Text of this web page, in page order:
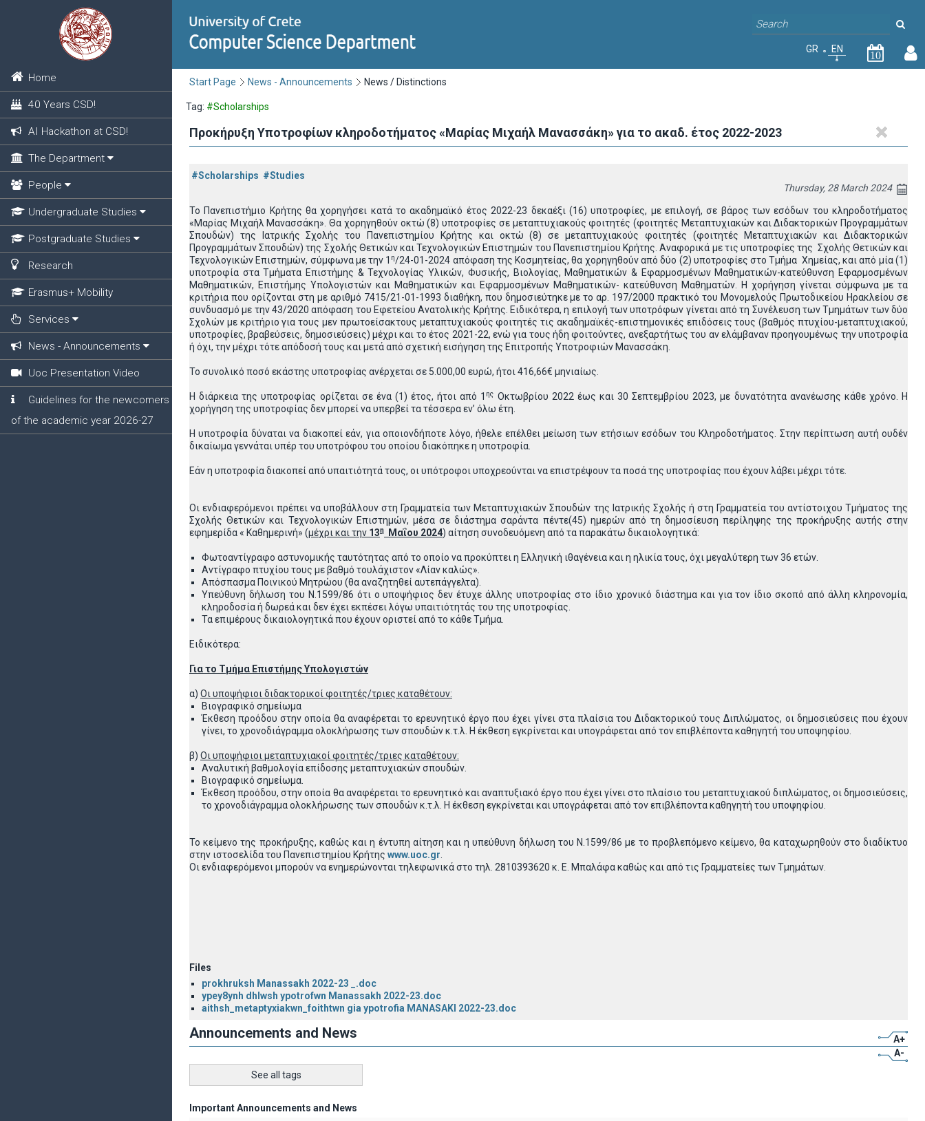
Home
40 Years CSD!
AI Hackathon at CSD!
The Department
People
Undergraduate Studies
Postgraduate Studies
Research
Erasmus+ Mobility
Services
News - Announcements
Uoc Presentation Video
Guidelines for the newcomers
of the academic year 2026-27
GR EN
10
Start Page News - Announcements News / Distinctions
Tag: #Scholarships
Προκήρυξη Υποτροφίων κληροδοτήματος «Μαρίας Μιχαήλ Μανασσάκη» για το ακαδ. έτος 2022-2023
#Scholarships #Studies
Thursday, 28 March 2024
Το Πανεπιστήμιο Κρήτης θα χορηγήσει κατά το ακαδημαϊκό έτος 2022-23 δεκαέξι (16) υποτροφίες, με επιλογή, σε βάρος των εσόδων του κληροδοτήματος
«Μαρίας Μιχαήλ Μανασσάκη». Θα χορηγηθούν οκτώ (8) υποτροφίες σε μεταπτυχιακούς φοιτητές (φοιτητές Μεταπτυχιακών και Διδακτορικών Προγραμμάτων
Σπουδών) της Ιατρικής Σχολής του Πανεπιστημίου Κρήτης και οκτώ (8) σε μεταπτυχιακούς φοιτητές (φοιτητές Μεταπτυχιακών και Διδακτορικών
Προγραμμάτων Σπουδών) της Σχολής Θετικών και Τεχνολογικών Επιστημών του Πανεπιστημίου Κρήτης. Αναφορικά με τις υποτροφίες της Σχολής Θετικών και
Τεχνολογικών Επιστημών, σύμφωνα με την 1 η/24-01-2024 απόφαση της Κοσμητείας, θα χορηγηθούν από δύο (2) υποτροφίες στο Τμήμα Χημείας, και από μία (1)
υποτροφία στα Τμήματα Επιστήμης & Τεχνολογίας Υλικών, Φυσικής, Βιολογίας, Μαθηματικών & Εφαρμοσμένων Μαθηματικών-κατεύθυνση Εφαρμοσμένων
Μαθηματικών, Επιστήμης Υπολογιστών και Μαθηματικών και Εφαρμοσμένων Μαθηματικών- κατεύθυνση Μαθηματών. Η χορήγηση γίνεται σύμφωνα με τα
κριτήρια που ορίζονται στη με αριθμό 7415/21-01-1993 διαθήκη, που δημοσιεύτηκε με το αρ. 197/2000 πρακτικό του Μονομελούς Πρωτοδικείου Ηρακλείου σε
συνδυασμό με την 43/2020 απόφαση του Εφετείου Ανατολικής Κρήτης. Ειδικότερα, η επιλογή των υποτρόφων γίνεται από τη Συνέλευση των Τμημάτων των δύο
Σχολών με κριτήριο για τους μεν πρωτοείσακτους μεταπτυχιακούς φοιτητές τις ακαδημαϊκές-επιστημονικές επιδόσεις τους (βαθμός πτυχίου-μεταπτυχιακού,
υποτροφίες, βραβεύσεις, δημοσιεύσεις) μέχρι και το έτος 2021-22, ενώ για τους ήδη φοιτούντες, ανεξαρτήτως του αν ελάμβαναν προηγουμένως την υποτροφία
ή όχι, την μέχρι τότε απόδοσή τους και μετά από σχετική εισήγηση της Επιτροπής Υποτροφιών Μανασσάκη.
Το συνολικό ποσό εκάστης υποτροφίας ανέρχεται σε 5.000,00 ευρώ, ήτοι 416,66€ μηνιαίως.
Η διάρκεια της υποτροφίας ορίζεται σε ένα (1) έτος, ήτοι από 1 ης Οκτωβρίου 2022 έως και 30 Σεπτεμβρίου 2023, με δυνατότητα ανανέωσης κάθε χρόνο. Η
χορήγηση της υποτροφίας δεν μπορεί να υπερβεί τα τέσσερα εν’ όλω έτη.
Η υποτροφία δύναται να διακοπεί εάν, για οποιονδήποτε λόγο, ήθελε επέλθει μείωση των ετήσιων εσόδων του Κληροδοτήματος. Στην περίπτωση αυτή ουδέν
δικαίωμα γεννάται υπέρ του υποτρόφου του οποίου διακόπηκε η υποτροφία.
Εάν η υποτροφία διακοπεί από υπαιτιότητά τους, οι υπότροφοι υποχρεούνται να επιστρέψουν τα ποσά της υποτροφίας που έχουν λάβει μέχρι τότε.
Οι ενδιαφερόμενοι πρέπει να υποβάλλουν στη Γραμματεία των Μεταπτυχιακών Σπουδών της Ιατρικής Σχολής ή στη Γραμματεία του αντίστοιχου Τμήματος της
Σχολής Θετικών και Τεχνολογικών Επιστημών, μέσα σε διάστημα σαράντα πέντε(45) ημερών από τη δημοσίευση περίληψης της προκήρυξης αυτής στην
εφημερίδα « Καθημερινή» (μέχρι και την 13η Μαΐου 2024) αίτηση συνοδευόμενη από τα παρακάτω δικαιολογητικά:
Φωτοαντίγραφο αστυνομικής ταυτότητας από το οποίο να προκύπτει η Ελληνική ιθαγένεια και η ηλικία τους, όχι μεγαλύτερη των 36 ετών.
Αντίγραφο πτυχίου τους με βαθμό τουλάχιστον «Λίαν καλώς».
Απόσπασμα Ποινικού Μητρώου (θα αναζητηθεί αυτεπάγγελτα).
Υπεύθυνη δήλωση του Ν.1599/86 ότι ο υποψήφιος δεν έτυχε άλλης υποτροφίας στο ίδιο χρονικό διάστημα και για τον ίδιο σκοπό από άλλη κληρονομία,
κληροδοσία ή δωρεά και δεν έχει εκπέσει λόγω υπαιτιότητάς του της υποτροφίας.
Τα επιμέρους δικαιολογητικά που έχουν οριστεί από το κάθε Τμήμα.
Ειδικότερα:
Για το Τμήμα Επιστήμης Υπολογιστών
α) Οι υποψήφιοι διδακτορικοί φοιτητές/τριες καταθέτουν:
Βιογραφικό σημείωμα
Έκθεση προόδου στην οποία θα αναφέρεται το ερευνητικό έργο που έχει γίνει στα πλαίσια του Διδακτορικού τους Διπλώματος, οι δημοσιεύσεις που έχουν
γίνει, το χρονοδιάγραμμα ολοκλήρωσης των σπουδών κ.τ.λ. Η έκθεση εγκρίνεται και υπογράφεται από τον επιβλέποντα καθηγητή του υποψηφίου.
β) Οι υποψήφιοι μεταπτυχιακοί φοιτητές/τριες καταθέτουν:
Αναλυτική βαθμολογία επίδοσης μεταπτυχιακών σπουδών.
Βιογραφικό σημείωμα.
Έκθεση προόδου, στην οποία θα αναφέρεται το ερευνητικό και αναπτυξιακό έργο που έχει γίνει στο πλαίσιο του μεταπτυχιακού διπλώματος, οι δημοσιεύσεις,
το χρονοδιάγραμμα ολοκλήρωσης των σπουδών κ.τ.λ. Η έκθεση εγκρίνεται και υπογράφεται από τον επιβλέποντα καθηγητή του υποψηφίου.
Το κείμενο της προκήρυξης, καθώς και η έντυπη αίτηση και η υπεύθυνη δήλωση του Ν.1599/86 με το προβλεπόμενο κείμενο, θα καταχωρηθούν στο διαδίκτυο
στην ιστοσελίδα του Πανεπιστημίου Κρήτης www.uoc.gr
Οι ενδιαφερόμενοι μπορούν να ενημερώνονται τηλεφωνικά στο τηλ. 2810393620 κ. Ε. Μπαλάφα καθώς και από τις Γραμματείες των Τμημάτων.
Files
prokhruksh Manassakh 2022-23 _.doc
ypey8ynh dhlwsh ypotrofwn Manassakh 2022-23.doc
aithsh_metaptyxiakwn_foithtwn gia ypotrofia MANASAKI 2022-23.doc
Announcements and News
A+
A-
See all tags
Important Announcements and News